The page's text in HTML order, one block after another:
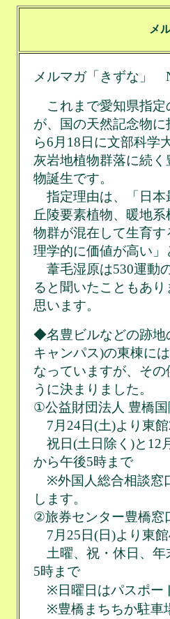
メ
メルマガ「きずな」
これまで愛知県指定
が、国の天然記念物
ら6月18日に文部科学
灰岩地植物群落に続
物誕生です。
指定理由は、「日本
丘陵要素植物、暖地
物群が混在して生育
理学的に価値が高い
葦毛湿原は530運動
ると聞いたこともあ
思います。
◆名豊ビルなどの跡地
キャンパス)の東棟に
なっていますが、そ
うに決まりました。
①公益財団法人 豊橋
7月24日(土)より東
祝日(土日除く)と12
から午後5時まで
※外国人総合相談窓
します。
②旅券センター豊橋窓
7月25日(日)より東
土曜、祝・休日、年
5時まで
※日曜日はパスポー
※豊橋まちちか駐車